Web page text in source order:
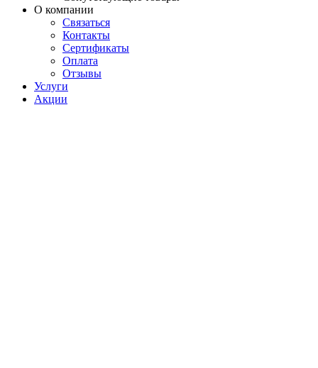
О компании
Связаться
Контакты
Сертификаты
Оплата
Отзывы
Услуги
Акции